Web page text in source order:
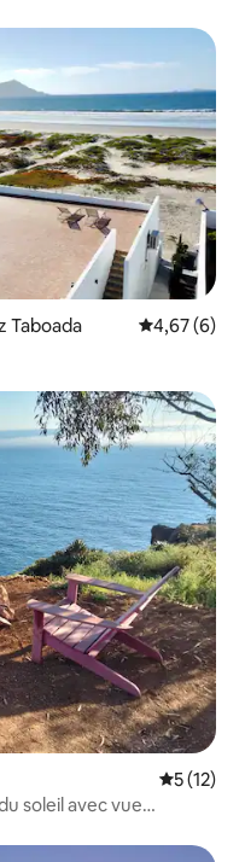
Taboada Évaluation
4,67 (6)
5 (12)
soleil avec vue